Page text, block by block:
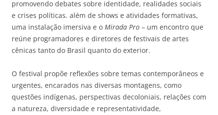
promovendo debates sobre identidade, realidades sociais
e crises políticas. além de shows e atividades formativas,
uma instalação imersiva e o Mirada Pro – um encontro que
reúne programadores e diretores de festivais de artes
cênicas tanto do Brasil quanto do exterior.
O festival propõe reflexões sobre temas contemporâneos e
urgentes, encarados nas diversas montagens, como
questões indígenas, perspectivas decoloniais, relações com
a natureza, diversidade e representatividade,